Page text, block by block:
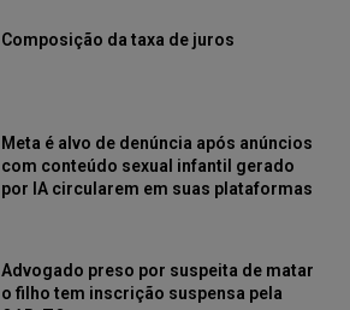
Composição da taxa de juros
Meta é alvo de denúncia após anúncios
com conteúdo sexual infantil gerado
por IA circularem em suas plataformas
Advogado preso por suspeita de matar
o filho tem inscrição suspensa pela